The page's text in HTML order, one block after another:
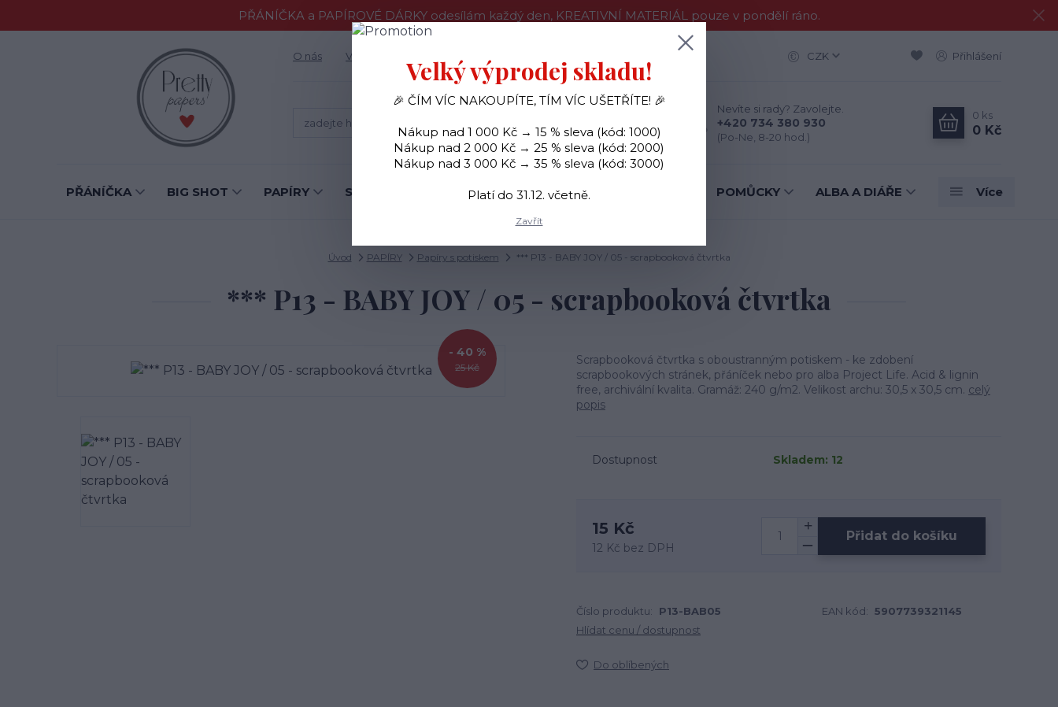
PŘÁNÍČKA a PAPÍROVÉ DÁRKY odesílám každý den, KREATIVNÍ MATERIÁL pouze v pondělí ráno.
O nás Vše o nákupu CZK Přihlášení
Nevíte si rady? Zavolejte.
+420 734 380 930
(Po-Ne, 8-20 hod.)
0 ks
0 Kč
PŘÁNÍČKA BIG SHOT PAPÍRY SAMOLEPKY OZDOBY RAZÍTKA POMŮCKY ALBA A DIÁŘE Více
Úvod PAPÍRY Papíry s potiskem *** P13 - BABY JOY / 05 - scrapbooková čtvrtka
*** P13 - BABY JOY / 05 - scrapbooková čtvrtka
25 Kč
- 40 %
Scrapbooková čtvrtka s oboustranným potiskem - ke zdobení
scrapbookových stránek, přáníček nebo pro alba Project Life. Acid & lignin
free, archivální kvalita. Gramáž: 240 g/m2. Velikost archu: 30,5 x 30,5 cm. celý
popis
Dostupnost Skladem: 12
15 Kč
12 Kč bez DPH
Přidat do košíku
Číslo produktu: P13-BAB05 EAN kód: 5907739321145
Hlídat cenu / dostupnost
Do oblíbených
Velký výprodej skladu!
🎉 ČÍM VÍC NAKOUPÍTE, TÍM VÍC UŠETŘÍTE! 🎉
Nákup nad 1 000 Kč → 15 % sleva (kód: 1000)
Nákup nad 2 000 Kč → 25 % sleva (kód: 2000)
Nákup nad 3 000 Kč → 35 % sleva (kód: 3000)
Platí do 31.12. včetně.
Zavřít